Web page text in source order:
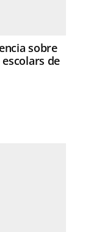
sobre
de